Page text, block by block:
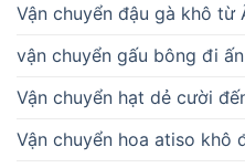
Vận chuyển đậu gà khô từ
vận chuyển gấu bông đi
Vận chuyển hạt dẻ cười
Vận chuyển hoa atiso khô